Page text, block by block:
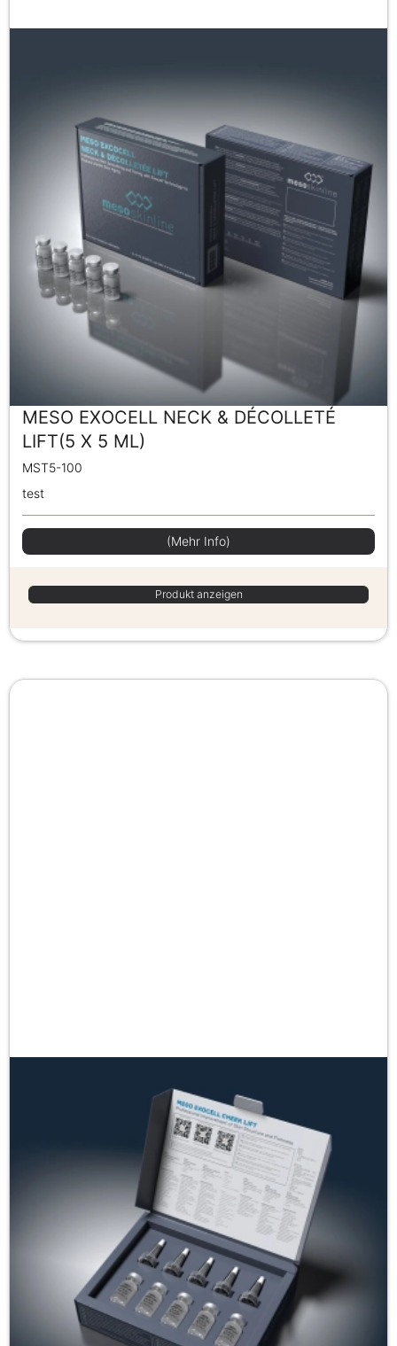
MESO EXOCELL NECK & DÉCOLLETÉ
LIFT(5 X 5 ML)
MST5-100
test
(Mehr Info)
Produkt anzeigen